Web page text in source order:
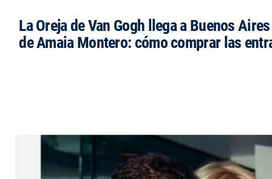
La Oreja de Van Gogh llega a Buenos
de Amaia Montero: cómo comprar las